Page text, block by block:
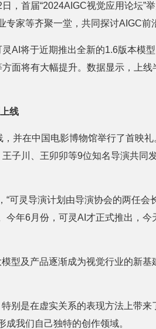
，首届“2024AIGC视觉应用论坛”
家等齐聚一堂，共同探讨AIGC前
AI将于近期推出全新的1.6版本模型
面将有大幅提升。数据显示，上线
线
并在中国电影博物馆举行了首映
子川、王卯卯等9位知名导演共同
可灵导演计划由导演协会的两任会
今年6月份，可灵AI才正式推出，今
型及产品逐渐成为视觉行业的新
别是在虚实关系的表现方法上带来
我们自己独特的创作领域。